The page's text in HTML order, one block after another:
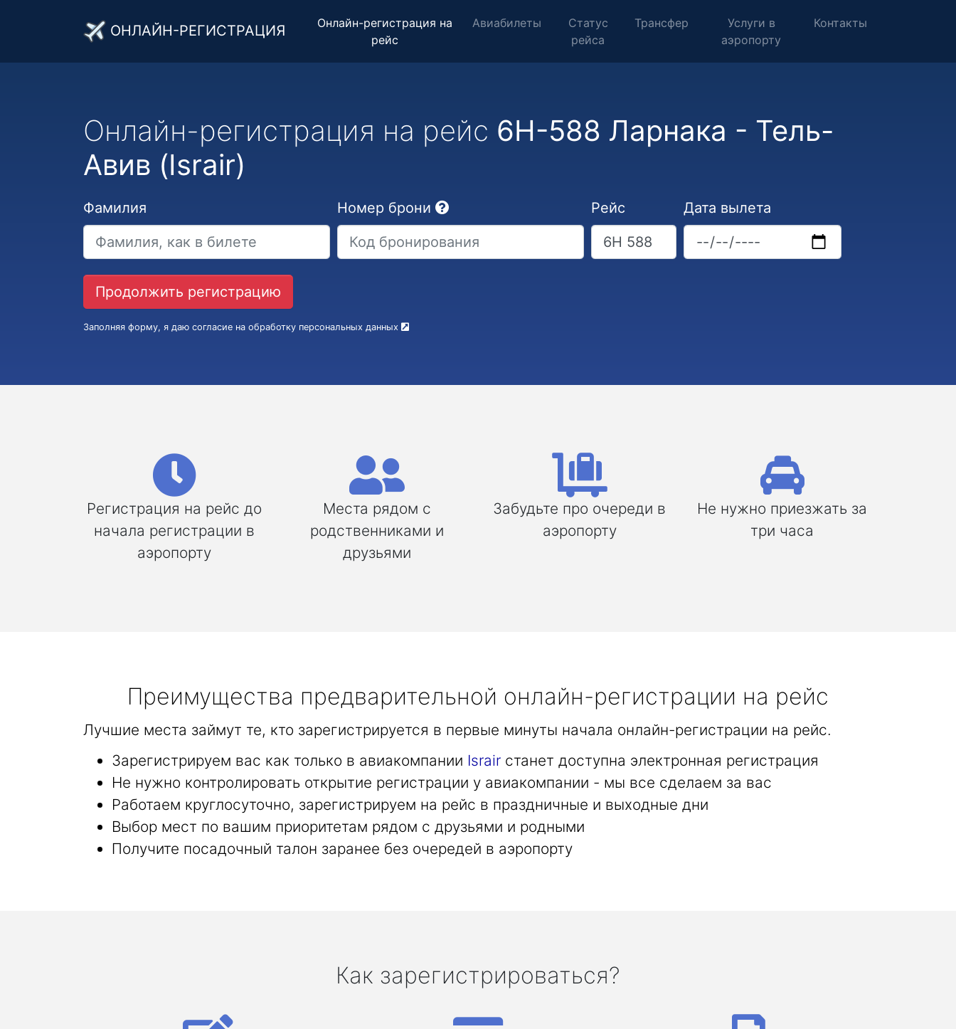
ОНЛАЙН-РЕГИСТРАЦИЯ
Онлайн-регистрация на
рейс
Авиабилеты
Статус
рейса
Трансфер
Услуги в
аэропорту
Контакты
Онлайн-регистрация на рейс 6H-588 Ларнака - Тель-
Авив (Israir)
Фамилия Номер брони Рейс Дата вылета
Заполняя форму, я даю согласие на обработку персональных данных
Регистрация на рейс до
начала регистрации в
аэропорту
Места рядом с
родственниками и
друзьями
Забудьте про очереди в
аэропорту
Не нужно приезжать за
три часа
Преимущества предварительной онлайн-регистрации на рейс
Лучшие места займут те, кто зарегистрируется в первые минуты начала онлайн-регистрации на рейс.
Зарегистрируем вас как только в авиакомпании Israir станет доступна электронная регистрация
Не нужно контролировать открытие регистрации у авиакомпании - мы все сделаем за вас
Работаем круглосуточно, зарегистрируем на рейс в праздничные и выходные дни
Выбор мест по вашим приоритетам рядом с друзьями и родными
Получите посадочный талон заранее без очередей в аэропорту
Как зарегистрироваться?